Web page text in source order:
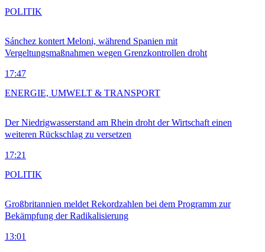
Sánchez kontert Meloni, während Spanien mit
Vergeltungsmaßnahmen wegen Grenzkontrollen droht
17:47
POLITIK
Der Niedrigwasserstand am Rhein droht der Wirtschaft einen
weiteren Rückschlag zu versetzen
17:21
ENERGIE, UMWELT & TRANSPORT
Großbritannien meldet Rekordzahlen bei dem Programm zur
Bekämpfung der Radikalisierung
13:01
POLITIK